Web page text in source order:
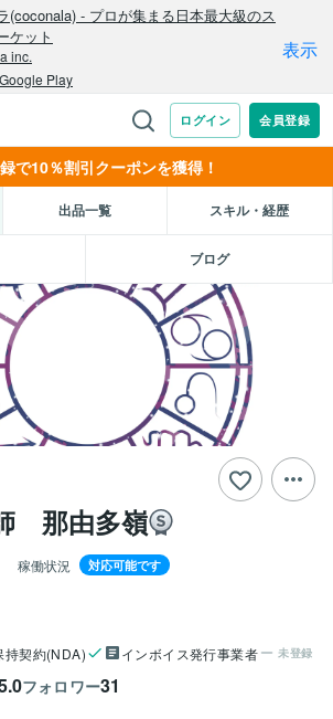
で10％割引クーポンを獲得！
出品一覧 スキル・経歴
ブログ
那由多嶺
稼働状況 対応可能です
持契約(NDA) インボイス発行事業者 未登録
フォロワー31